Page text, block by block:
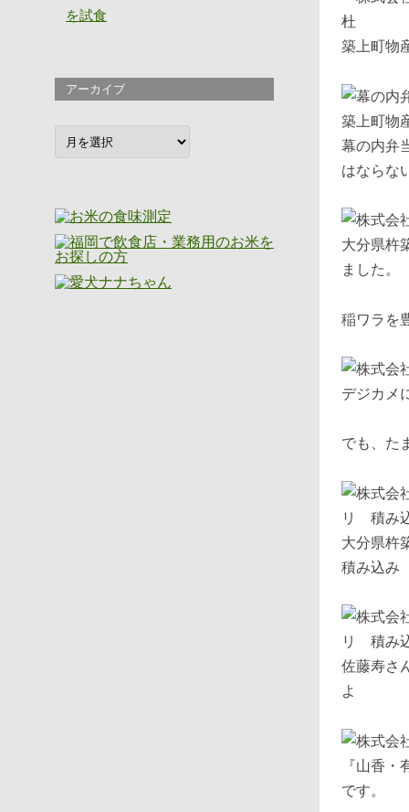
築上町
幕の内
はなら
大分県杵
ました。
稲ワラを
デジカメ
でも、た
大分県杵
積み込み
佐藤寿
よ
『山香
です。
を試食
アーカイブ
ア
ー
カ